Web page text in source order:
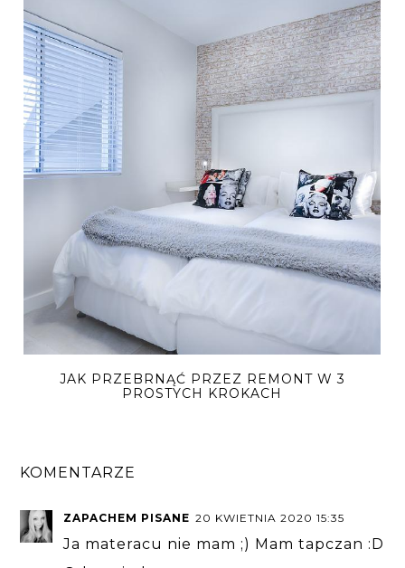
JAK PRZEBRNĄĆ PRZEZ REMONT W 3
PROSTYCH KROKACH
KOMENTARZE
ZAPACHEM PISANE 20 KWIETNIA 2020 15:35
Ja materacu nie mam ;) Mam tapczan :D